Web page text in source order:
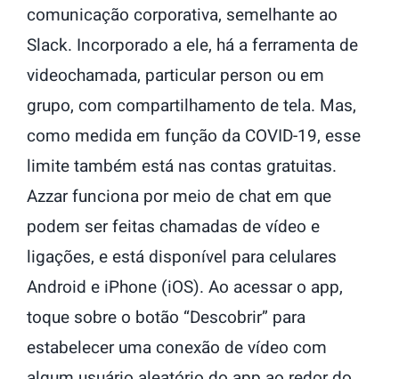
comunicação corporativa, semelhante ao
Slack. Incorporado a ele, há a ferramenta de
videochamada, particular person ou em
grupo, com compartilhamento de tela. Mas,
como medida em função da COVID-19, esse
limite também está nas contas gratuitas.
Azzar funciona por meio de chat em que
podem ser feitas chamadas de vídeo e
ligações, e está disponível para celulares
Android e iPhone (iOS). Ao acessar o app,
toque sobre o botão “Descobrir” para
estabelecer uma conexão de vídeo com